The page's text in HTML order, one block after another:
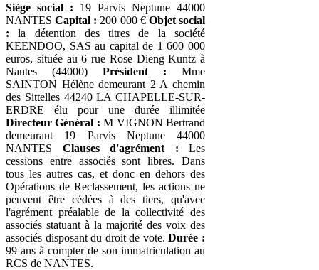
Siège social : 19 Parvis Neptune 44000
NANTESCapital : 200 000 € Objet social
: la détention des titres de la société
KEENDOO, SAS au capital de 1 600 000
euros, située au 6 rue Rose Dieng Kuntz à
Nantes (44000) Président : Mme
SAINTON Hélène demeurant 2 A chemin
des Sittelles 44240 LA CHAPELLE-SUR-
ERDRE élu pour une durée illimitée
Directeur Général : M VIGNON Bertrand
demeurant 19 Parvis Neptune 44000
NANTES Clauses d'agrément : Les
cessions entre associés sont libres. Dans
tous les autres cas, et donc en dehors des
Opérations de Reclassement, les actions ne
peuvent être cédées à des tiers, qu'avec
l'agrément préalable de la collectivité des
associés statuant à la majorité des voix des
associés disposant du droit de vote.Durée :
99 ans à compter de son immatriculation au
RCS de NANTES.